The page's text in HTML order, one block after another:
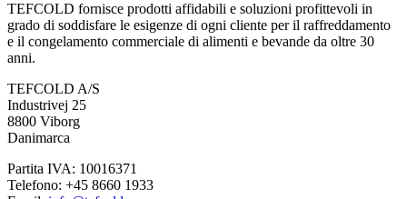
TEFCOLD fornisce prodotti affidabili e soluzioni profittevoli in
grado di soddisfare le esigenze di ogni cliente per il raffreddamento
e il congelamento commerciale di alimenti e bevande da oltre 30
anni.
TEFCOLD A/S
Industrivej 25
8800 Viborg
Danimarca
Partita IVA: 10016371
Telefono: +45 8660 1933